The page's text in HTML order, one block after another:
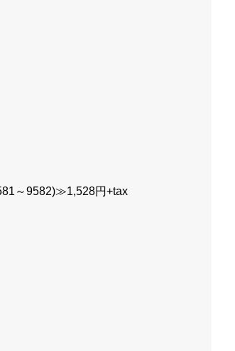
～9582)≫1,528円+tax